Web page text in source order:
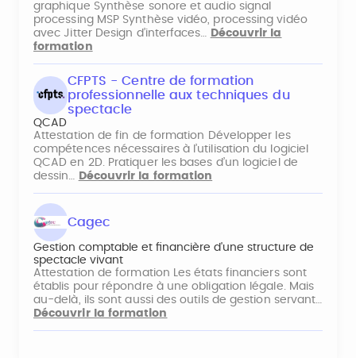
graphique Synthèse sonore et audio signal
processing MSP Synthèse vidéo, processing vidéo
avec Jitter Design d’interfaces… Découvrir la
formation
CFPTS - Centre de formation
professionnelle aux techniques du
spectacle
QCAD
Attestation de fin de formation Développer les
compétences nécessaires à l’utilisation du logiciel
QCAD en 2D. Pratiquer les bases d’un logiciel de
dessin… Découvrir la formation
Cagec
Gestion comptable et financière d'une structure de
spectacle vivant
Attestation de formation Les états financiers sont
établis pour répondre à une obligation légale. Mais
au-delà, ils sont aussi des outils de gestion servant…
Découvrir la formation